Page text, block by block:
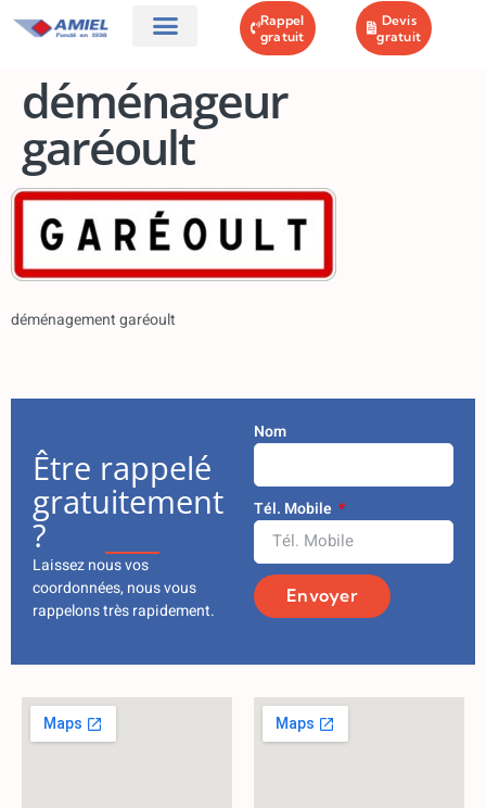
Rappel
gratuit
Devis
gratuit
déménageur
garéoult
déménagement garéoult
Être rappelé
gratuitement
?
Laissez nous vos
coordonnées, nous vous
rappelons très rapidement.
Nom
Tél. Mobile
Envoyer